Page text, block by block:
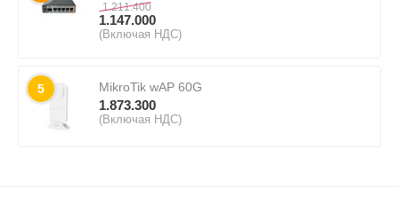
1.211.400
1.147.000
(Включая НДС)
5 MikroTik wAP 60G
1.873.300
(Включая НДС)